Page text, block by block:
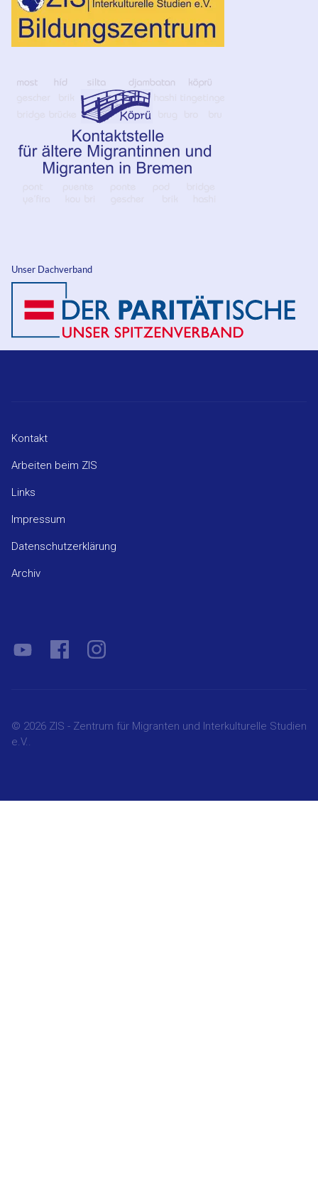
Unser Dachverband
Kontakt
Arbeiten beim ZIS
Links
Impressum
Datenschutzerklärung
Archiv
YouTubeFacebookInstagram
© 2026 ZIS - Zentrum für Migranten und Interkulturelle Studien
e.V..